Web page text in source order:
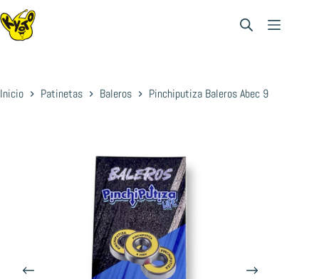
Saltar
al
contenido
Inicio Patinetas Baleros Pinchiputiza Baleros Abec 9